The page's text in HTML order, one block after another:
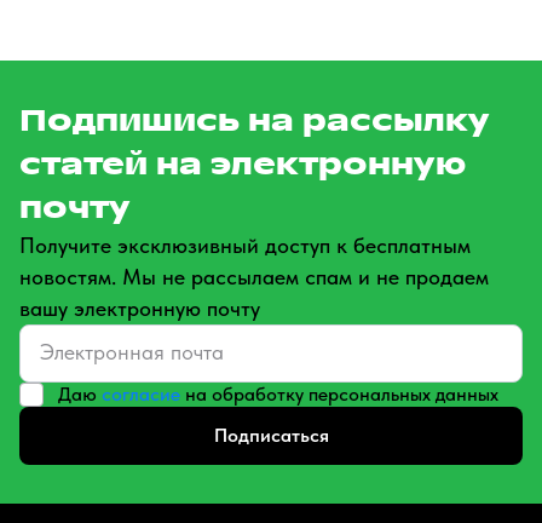
Подпишись на рассылку
статей на электронную
почту
Получите эксклюзивный доступ к бесплатным
новостям. Мы не рассылаем спам и не продаем
вашу электронную почту
Даю согласие на обработку персональных данных
Подписаться